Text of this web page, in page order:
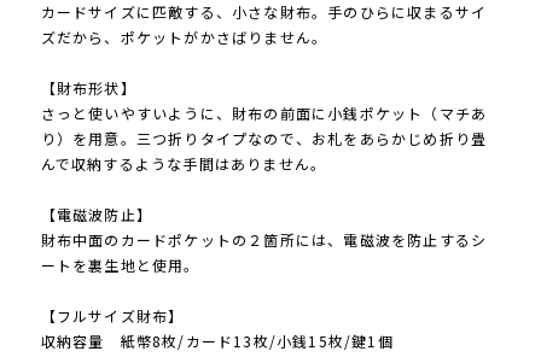
カードサイズに匹敵する、小さな財布。手のひらに収まるサイ
ズだから、ポケットがかさばりません。
【財布形状】
さっと使いやすいように、財布の前面に小銭ポケット（マチあ
り）を用意。三つ折りタイプなので、お札をあらかじめ折り畳
んで収納するような手間はありません。
【電磁波防止】
財布中面のカードポケットの２箇所には、電磁波を防止するシ
ートを裏生地と使用。
【フルサイズ財布】
収納容量 紙幣8枚/カード13枚/小銭15枚/鍵1個